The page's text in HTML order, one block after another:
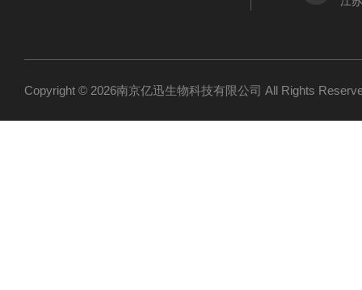
Copyright © 2026南京亿迅生物科技有限公司 All Rights